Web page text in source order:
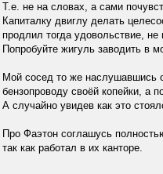
Т.е. не на словах, а сами
Капиталку двиглу делать
продлил тогда удовольствие, не
Попробуйте жигуль заводить в
Мой сосед то же наслушавшись
бензопроводу своёй копейки, а
А случайно увидев как это
Про Фаэтон соглашусь
так как работал в их канторе.